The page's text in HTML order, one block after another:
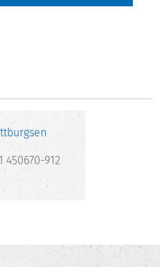
450670-912